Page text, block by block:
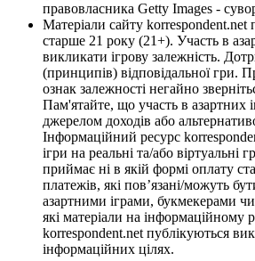
правовласника Getty Images -
Матеріали сайту korrespondent.net
старше 21 року (21+). Участь в
викликати ігрову залежність.
(принципів) відповідальної гри.
ознак залежності негайно
Пам'ятайте, що участь в азартних
джерелом доходів або
Інформаційний ресурс
ігри на реальні та/або віртуальні
приймає ні в якій формі оплату
платежів, які пов’язані/можуть
азартними іграми, букмекерами
які матеріали на інформаційному
korrespondent.net публікуються
інформаційних цілях.